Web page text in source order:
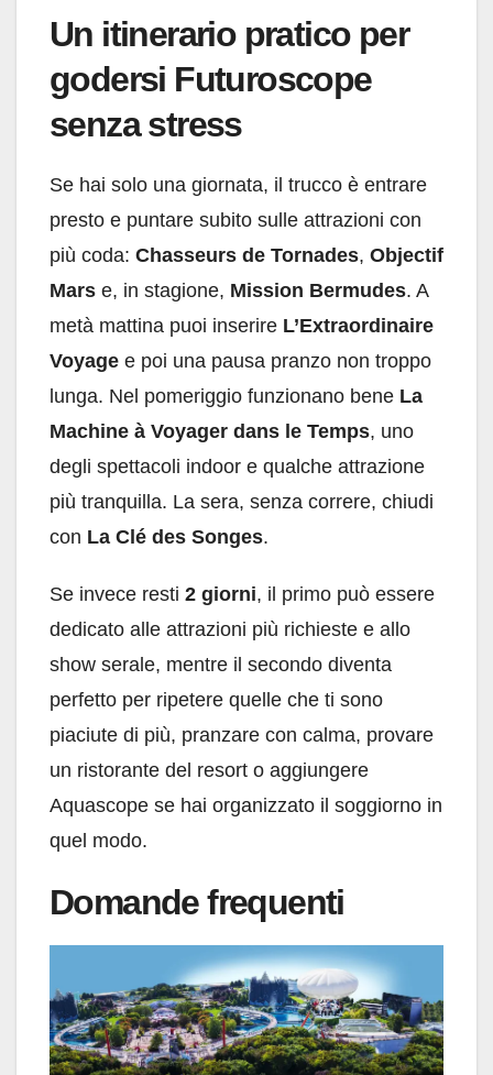
Un itinerario pratico per
godersi Futuroscope
senza stress
Se hai solo una giornata, il trucco è entrare
presto e puntare subito sulle attrazioni con
più coda: Chasseurs de Tornades, Objectif
Mars e, in stagione, Mission Bermudes. A
metà mattina puoi inserire L’Extraordinaire
Voyage e poi una pausa pranzo non troppo
lunga. Nel pomeriggio funzionano bene La
Machine à Voyager dans le Temps, uno
degli spettacoli indoor e qualche attrazione
più tranquilla. La sera, senza correre, chiudi
con La Clé des Songes.
Se invece resti 2 giorni, il primo può essere
dedicato alle attrazioni più richieste e allo
show serale, mentre il secondo diventa
perfetto per ripetere quelle che ti sono
piaciute di più, pranzare con calma, provare
un ristorante del resort o aggiungere
Aquascope se hai organizzato il soggiorno in
quel modo.
Domande frequenti